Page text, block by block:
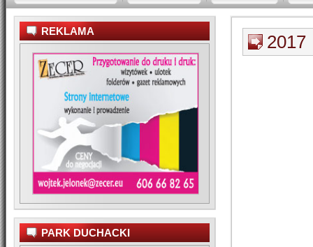
REKLAMA
PARK DUCHACKI
2017